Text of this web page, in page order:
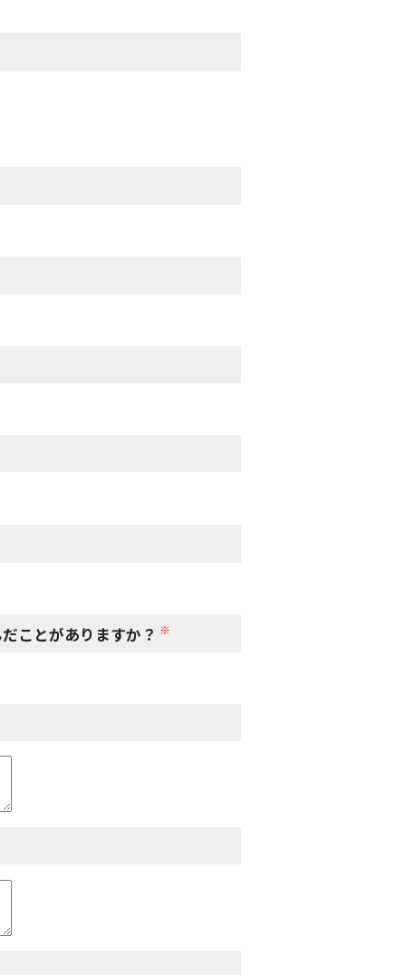
ことがありますか？ ※